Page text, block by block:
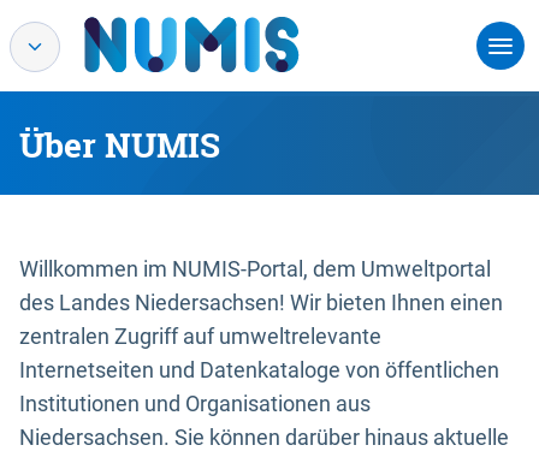
Über NUMIS
Willkommen im NUMIS-Portal, dem Umweltportal
des Landes Niedersachsen! Wir bieten Ihnen einen
zentralen Zugriff auf umweltrelevante
Internetseiten und Datenkataloge von öffentlichen
Institutionen und Organisationen aus
Niedersachsen. Sie können darüber hinaus aktuelle